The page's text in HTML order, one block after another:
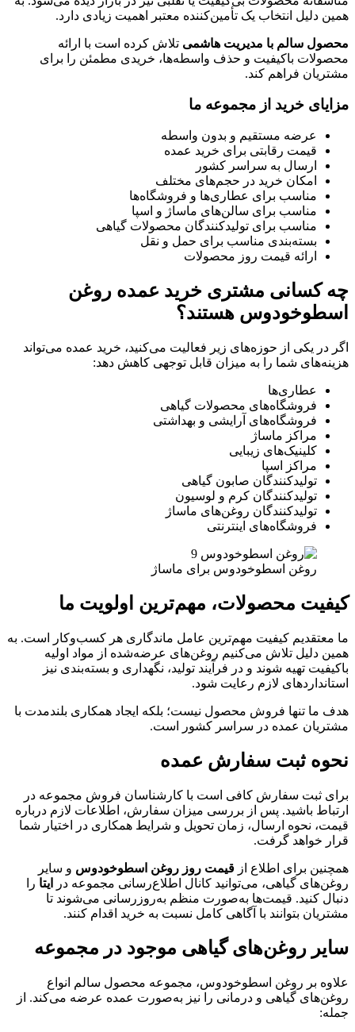
همین دلیل انتخاب یک تأمین‌کننده معتبر اهمیت زیادی دارد.
محصول سالم با مدیریت هاشمی تلاش کرده است با ارائه
محصولات باکیفیت و حذف واسطه‌ها، خریدی مطمئن را برای
مشتریان فراهم کند.
مزایای خرید از مجموعه ما
عرضه مستقیم و بدون واسطه
قیمت رقابتی برای خرید عمده
ارسال به سراسر کشور
امکان خرید در حجم‌های مختلف
مناسب برای عطاری‌ها و فروشگاه‌ها
مناسب برای سالن‌های ماساژ و اسپا
مناسب برای تولیدکنندگان محصولات گیاهی
بسته‌بندی مناسب برای حمل و نقل
ارائه قیمت روز محصولات
چه کسانی مشتری خرید عمده روغن
اسطوخودوس هستند؟
اگر در یکی از حوزه‌های زیر فعالیت می‌کنید، خرید عمده می‌تواند
هزینه‌های شما را به میزان قابل توجهی کاهش دهد:
عطاری‌ها
فروشگاه‌های محصولات گیاهی
فروشگاه‌های آرایشی و بهداشتی
مراکز ماساژ
کلینیک‌های زیبایی
مراکز اسپا
تولیدکنندگان صابون گیاهی
تولیدکنندگان کرم و لوسیون
تولیدکنندگان روغن‌های ماساژ
فروشگاه‌های اینترنتی
روغن اسطوخودوس برای ماساژ
کیفیت محصولات، مهم‌ترین اولویت ما
ما معتقدیم کیفیت مهم‌ترین عامل ماندگاری هر کسب‌وکار است. به
همین دلیل تلاش می‌کنیم روغن‌های عرضه‌شده از مواد اولیه
باکیفیت تهیه شوند و در فرآیند تولید، نگهداری و بسته‌بندی نیز
استانداردهای لازم رعایت شود.
هدف ما تنها فروش محصول نیست؛ بلکه ایجاد همکاری بلندمدت با
مشتریان عمده در سراسر کشور است.
نحوه ثبت سفارش عمده
برای ثبت سفارش کافی است با کارشناسان فروش مجموعه در
ارتباط باشید. پس از بررسی میزان سفارش، اطلاعات لازم درباره
قیمت، نحوه ارسال، زمان تحویل و شرایط همکاری در اختیار شما
قرار خواهد گرفت.
همچنین برای اطلاع از قیمت روز روغن اسطوخودوس و سایر
روغن‌های گیاهی، می‌توانید کانال اطلاع‌رسانی مجموعه در
ایتا را
دنبال کنید. قیمت‌ها به‌صورت منظم به‌روزرسانی می‌شوند تا
مشتریان بتوانند با آگاهی کامل نسبت به خرید اقدام کنند.
سایر روغن‌های گیاهی موجود در مجموعه
علاوه بر روغن اسطوخودوس، مجموعه محصول سالم انواع
روغن‌های گیاهی و درمانی را نیز به‌صورت عمده عرضه می‌کند. از
جمله: